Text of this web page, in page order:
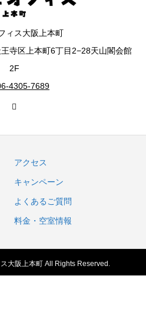
ィス大阪上本町
寺区上本町6丁目2−28天山閣会館
2F
4305-7689
アクセス
キャンペーン
よくあるご質問
料金・空室情報
大阪上本町 All Rights Reserved.
電話をかける